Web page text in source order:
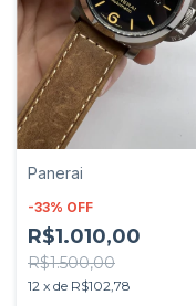
Panerai
-33% OFF
R$1.010,00
R$1.500,00
12 x de R$102,78